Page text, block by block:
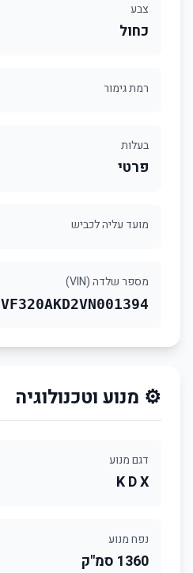
צבע
כחול
רמת גימור
בעלות
פרטי
מועד עליה לכביש
מספר שלדה (VIN)
VF320AKD2VN001394
⚙️ מנוע וטכנולוגיה
דגם מנוע
K D X
נפח מנוע
1360 סמ"ק